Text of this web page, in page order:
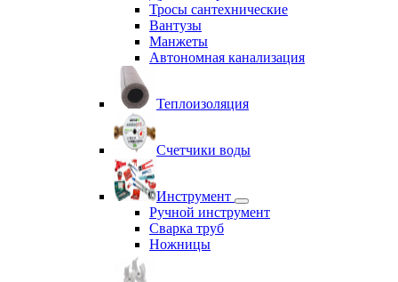
Тросы сантехнические
Вантузы
Манжеты
Автономная канализация
Теплоизоляция
Счетчики воды
Инструмент
Ручной инструмент
Сварка труб
Ножницы